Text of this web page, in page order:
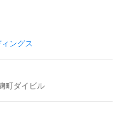
ングス
町ダイビル